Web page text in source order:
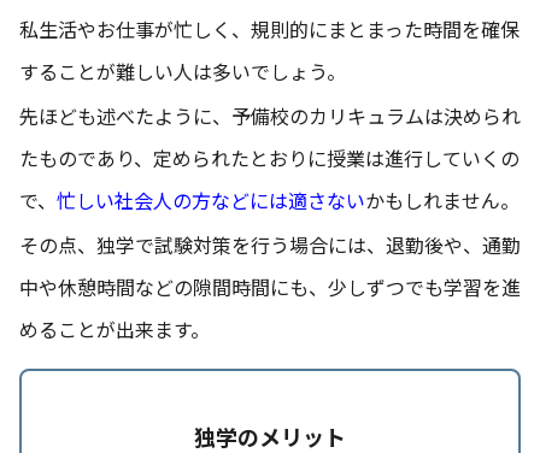
私生活やお仕事が忙しく、規則的にまとまった時間を確保
することが難しい人は多いでしょう。
先ほども述べたように、予備校のカリキュラムは決められ
たものであり、定められたとおりに授業は進行していくの
で、 忙しい社会人の方などには適さないかもしれません。
その点、独学で試験対策を行う場合には、退勤後や、通勤
中や休憩時間などの隙間時間にも、少しずつでも学習を進
めることが出来ます。
独学のメリット